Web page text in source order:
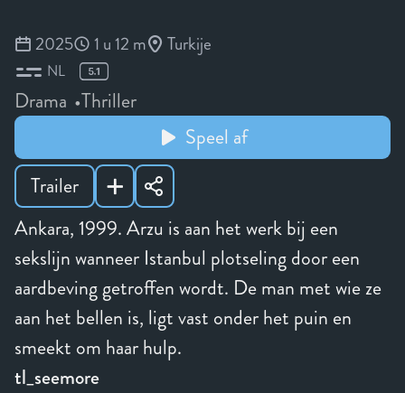
Ankara, 1999. Arzu is aan het werk bij een
sekslijn wanneer Istanbul plotseling door een
aardbeving getroffen wordt. De man met wie ze
aan het bellen is, ligt vast onder het puin en
smeekt om haar hulp.
tl_seemore
2025 1 u 12 m Turkije
NL
Drama Thriller
Speel af
Trailer